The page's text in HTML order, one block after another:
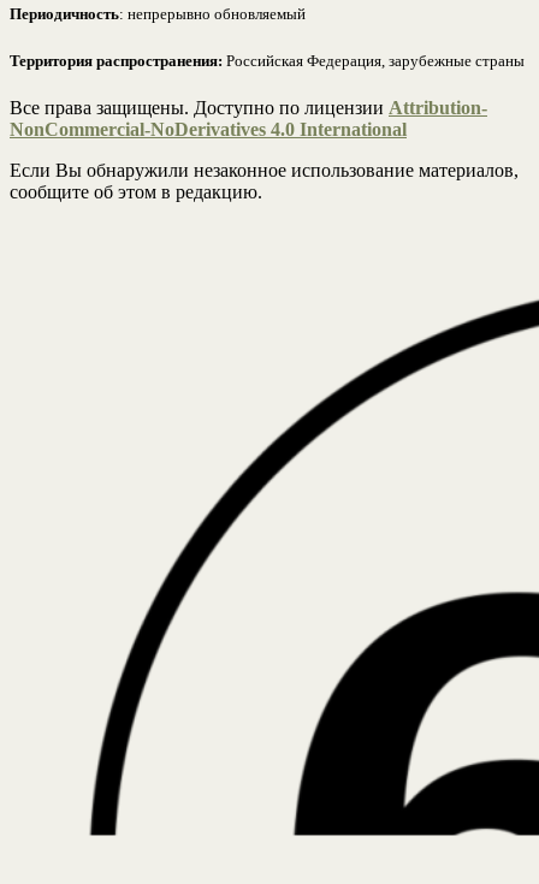
Периодичность: непрерывно обновляемый
Территория распространения: Российская Федерация, зарубежные страны
Все права защищены. Доступно по лицензии Attribution-
NonCommercial-NoDerivatives 4.0 International
Если Вы обнаружили незаконное использование материалов,
сообщите об этом в редакцию.